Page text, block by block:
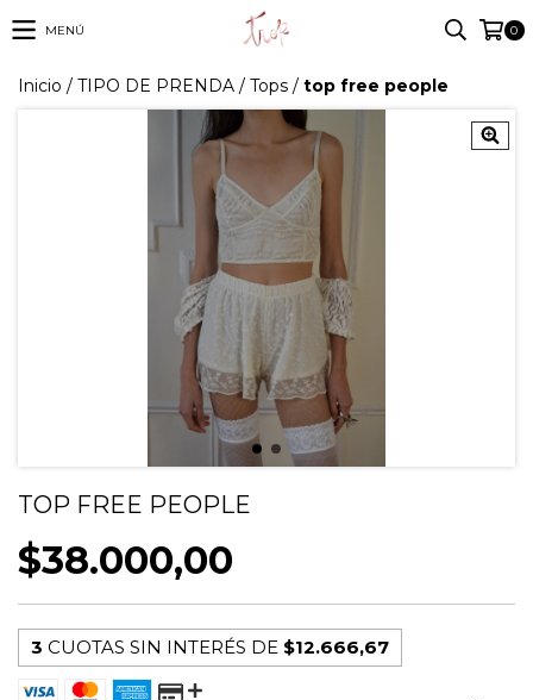
MENÚ 0
Inicio / TIPO DE PRENDA / Tops / top free people
TOP FREE PEOPLE
$38.000,00
3 CUOTAS SIN INTERÉS DE $12.666,67